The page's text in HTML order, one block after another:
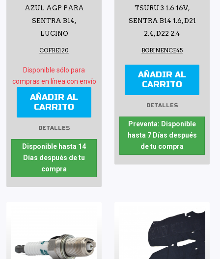
AZUL AGP PARA
SENTRA B14,
LUCINO
COFRE120
Disponible sólo para
compras en línea con envío
AÑADIR AL
CARRITO
DETALLES
Disponible hasta 14
Días después de tu
compra
TSURU 3 1.6 16V,
SENTRA B14 1.6, D21
2.4, D22 2.4
BOBINENCE45
AÑADIR AL
CARRITO
DETALLES
Preventa: Disponible
hasta 7 Días después
de tu compra